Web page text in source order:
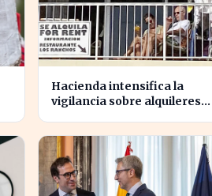
Hacienda intensifica la
vigilancia sobre alquileres